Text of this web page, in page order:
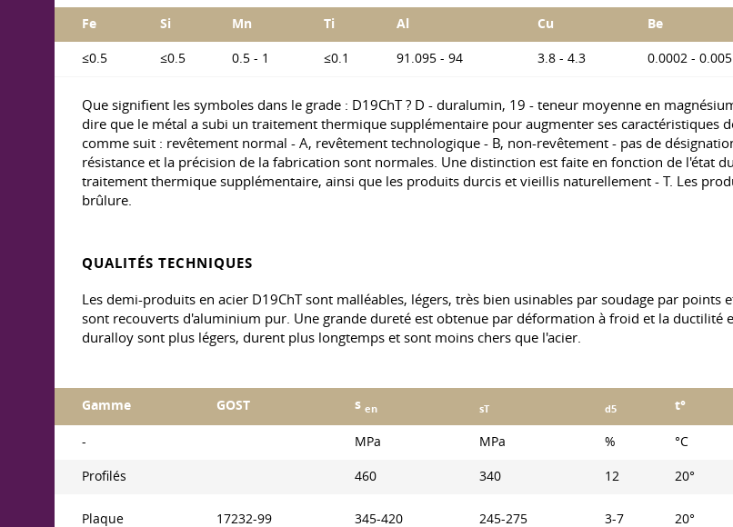
Fe Si Mn Ti Al Cu Be
≤0.5 ≤0.5 0.5 - 1 ≤0.1 91.095 - 94 3.8 - 4.3 0.0002 - 0.005
Que signifient les symboles dans le grade : D19ChT ? D - duralumin, 19 - teneur moyenne en
dire que le métal a subi un traitement thermique supplémentaire pour augmenter ses caractéristiques
comme suit : revêtement normal - A, revêtement technologique - B, non-revêtement - pas de
résistance et la précision de la fabrication sont normales. Une distinction est faite en fonction de l'état
traitement thermique supplémentaire, ainsi que les produits durcis et vieillis naturellement - T. Les
brûlure.
QUALITÉS TECHNIQUES
Les demi-produits en acier D19ChT sont malléables, légers, très bien usinables par soudage par
sont recouverts d'aluminium pur. Une grande dureté est obtenue par déformation à froid et la
duralloy sont plus légers, durent plus longtemps et sont moins chers que l'acier.
Gamme GOST s en sT d5 t°
- MPa MPa % °С
Profilés 460 340 12 20°
Plaque 17232-99 345-420 245-275 3-7 20°